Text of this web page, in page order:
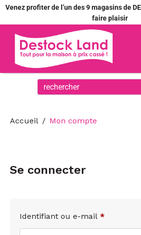
Venez profiter de l’un des 9 magasins de
faire plaisir
Accueil Mon compte
Se connecter
Identifiant ou e-mail *